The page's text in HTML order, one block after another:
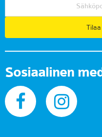
Sosiaalinen